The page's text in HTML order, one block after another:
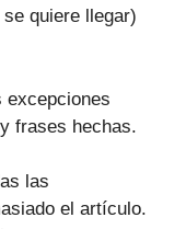
quiere llegar)
excepciones
frases hechas.
las
el artículo.